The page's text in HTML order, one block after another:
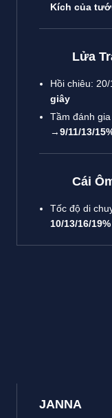
Kích của
Lửa
Hồi chiêu:
giây
Tầm đánh
→9/11/13/
Cái
Tốc độ di
10/13/16/19%
JANNA